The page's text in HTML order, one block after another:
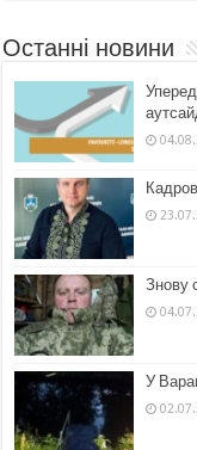
Останні новини
Знову
У